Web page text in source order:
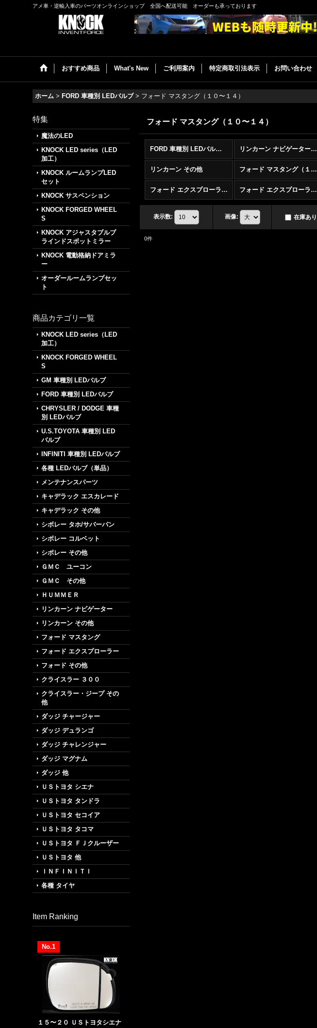
アメ車・逆輸入車のパーツオンラインショップ 全国へ配送可能 オーダーも承っております
おすすめ商品 What's New ご利用案内 特定商取引法表示 お問い合わせ
ホーム > FORD 車種別 LEDバルブ > フォード マスタング（１０〜１４）
特集
魔法のLED
KNOCK LED series（LED
加工）
KNOCK ルームランプLED
セット
KNOCK サスペンション
KNOCK FORGED WHEEL
S
KNOCK アジャスタブルブ
ラインドスポットミラー
KNOCK 電動格納ドアミラ
ー
オーダールームランプセッ
ト
商品カテゴリ一覧
KNOCK LED series（LED
加工）
KNOCK FORGED WHEEL
S
GM 車種別 LEDバルブ
FORD 車種別 LEDバルブ
CHRYSLER / DODGE 車種
別 LEDバルブ
U.S.TOYOTA 車種別 LED
バルブ
INFINITI 車種別 LEDバルブ
各種 LEDバルブ（単品）
メンテナンスパーツ
キャデラック エスカレード
キャデラック その他
シボレー タホ/サバーバン
シボレー コルベット
シボレー その他
ＧＭＣ ユーコン
ＧＭＣ その他
ＨＵＭＭＥＲ
リンカーン ナビゲーター
リンカーン その他
フォード マスタング
フォード エクスプローラー
フォード その他
クライスラー ３００
クライスラー・ジープ その
他
ダッジ チャージャー
ダッジ デュランゴ
ダッジ チャレンジャー
ダッジ マグナム
ダッジ 他
ＵＳトヨタ シエナ
ＵＳトヨタ タンドラ
ＵＳトヨタ セコイア
ＵＳトヨタ タコマ
ＵＳトヨタ ＦＪクルーザー
ＵＳトヨタ 他
ＩＮＦＩＮＩＴＩ
各種 タイヤ
Item Ranking
No.1
１５〜２０ ＵＳトヨタシエナ
フォード マスタング（１０〜１４）
FORD 車種別 LEDバルブ (全商品) リンカーン ナビゲーター（１８〜）
リンカーン その他 フォード マスタング（１８〜）
フォード エクスプローラー（１６〜） フォード エクスプローラー（１１〜１５）
表示数: 画像: 在庫あり
0件